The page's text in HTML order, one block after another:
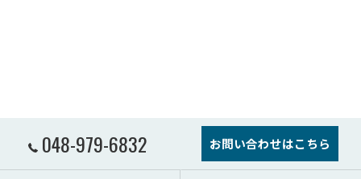
048-979-6832 お問い合わせはこちら